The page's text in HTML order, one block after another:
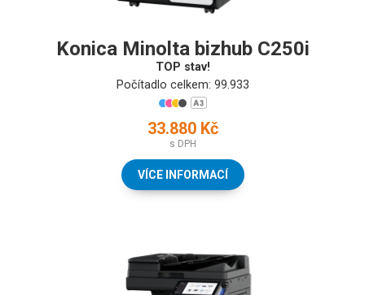
Konica Minolta bizhub C250i
TOP stav!
Počítadlo celkem: 99.933
33.880 Kč
s DPH
VÍCE INFORMACÍ